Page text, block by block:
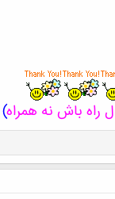
راه باش نه همراه)